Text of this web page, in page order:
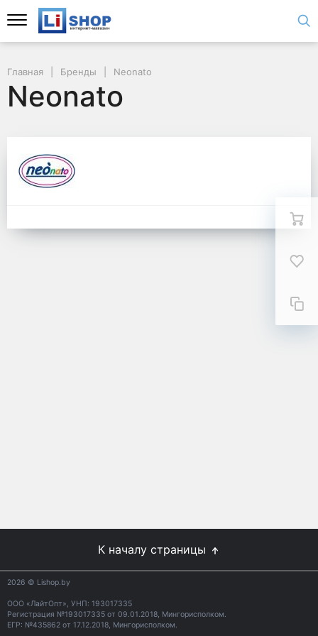
Главная Бренды Neonato
Neonato
К началу страницы
2026 © Lishop.by
ООО «ЛайтОпт», УНП: 193017335
Регистрация №193017335 от 09.01.2018, Мингорисполком.
ЕГР: №435862 от 17.12.2018, Мингорисполком.